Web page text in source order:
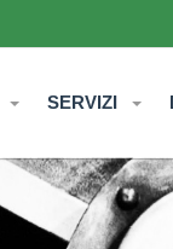
SERVIZI